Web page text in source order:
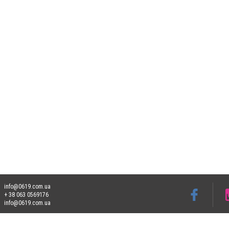
info@0619.com.ua
+ 38 063 0569176
info@0619.com.ua